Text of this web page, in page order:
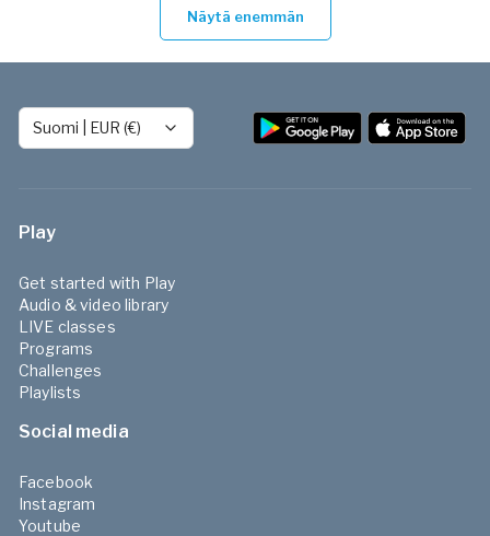
Näytä enemmän
Suomi EUR (€)
Play
Get started with Play
Audio & video library
LIVE classes
Programs
Challenges
Playlists
Social media
Facebook
Instagram
Youtube